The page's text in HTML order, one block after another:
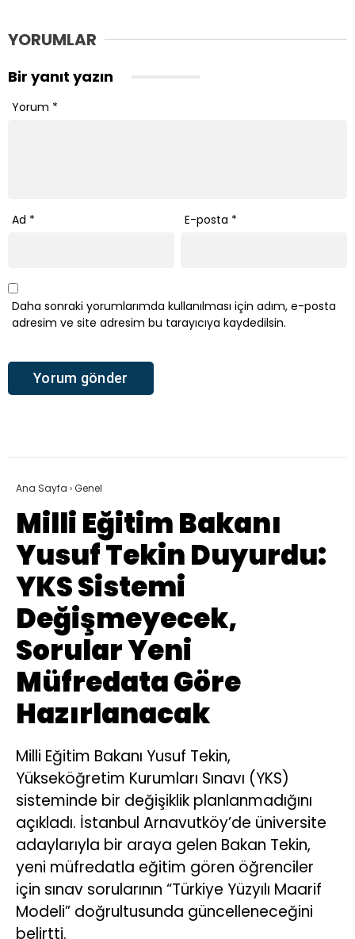
YORUMLAR
Bir yanıt yazın
Yorum *
Ad * E-posta *
Daha sonraki yorumlarımda kullanılması için adım, e-posta
adresim ve site adresim bu tarayıcıya kaydedilsin.
Ana Sayfa ›Genel
Milli Eğitim Bakanı
Yusuf Tekin Duyurdu:
YKS Sistemi
Değişmeyecek,
Sorular Yeni
Müfredata Göre
Hazırlanacak
Milli Eğitim Bakanı Yusuf Tekin,
Yükseköğretim Kurumları Sınavı (YKS)
sisteminde bir değişiklik planlanmadığını
açıkladı. İstanbul Arnavutköy’de üniversite
adaylarıyla bir araya gelen Bakan Tekin,
yeni müfredatla eğitim gören öğrenciler
için sınav sorularının “Türkiye Yüzyılı Maarif
Modeli” doğrultusunda güncelleneceğini
belirtti.